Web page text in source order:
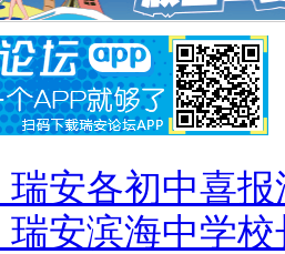
瑞安各初中喜
瑞安滨海中学